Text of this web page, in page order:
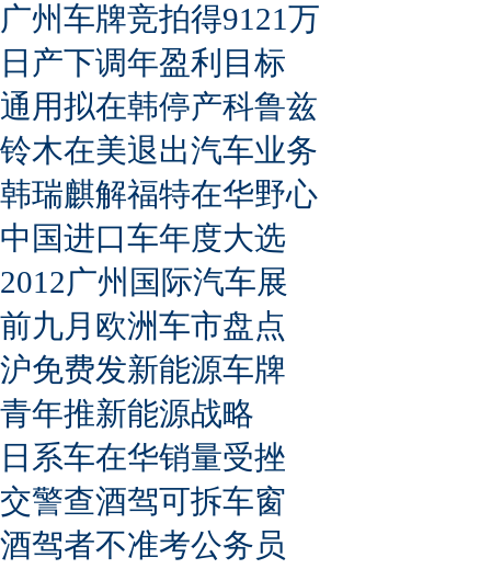
广州车牌竞拍得9121万
日产下调年盈利目标
通用拟在韩停产科鲁兹
铃木在美退出汽车业务
韩瑞麒解福特在华野心
中国进口车年度大选
2012广州国际汽车展
前九月欧洲车市盘点
沪免费发新能源车牌
青年推新能源战略
日系车在华销量受挫
交警查酒驾可拆车窗
酒驾者不准考公务员